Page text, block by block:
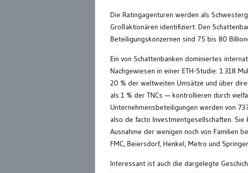
Die Ratingagenturen werden als
Großaktionären identifiziert: Den
Beteiligungskonzernen sind 75 bis 80
Ein von Schattenbanken dominiertes
Nachgewiesen in einer ETH-Studie: 1.318
20 % der weltweiten Umsätze und über
als 1 % der TNCs — kontrollieren durch
Unternehmensbeteiligungen werden von
also de facto Investmentgesellschaften.
Ausnahme der wenigen noch von Familien
FMC, Beiersdorf, Henkel, Metro und Springer.
Interessant ist auch die dargelegte